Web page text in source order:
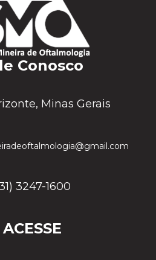
Conosco
Minas Gerais
3247-1600
ACESSE